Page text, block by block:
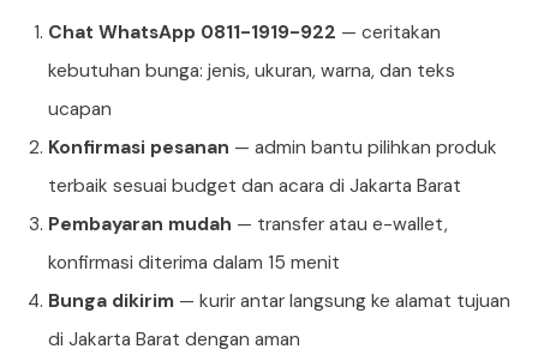
Chat WhatsApp 0811-1919-922 — ceritakan
kebutuhan bunga: jenis, ukuran, warna, dan teks
ucapan
Konfirmasi pesanan — admin bantu pilihkan produk
terbaik sesuai budget dan acara di Jakarta Barat
Pembayaran mudah — transfer atau e-wallet,
konfirmasi diterima dalam 15 menit
Bunga dikirim — kurir antar langsung ke alamat tujuan
di Jakarta Barat dengan aman